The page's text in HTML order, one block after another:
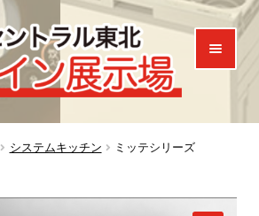
システムキッチン ミッテシリーズ